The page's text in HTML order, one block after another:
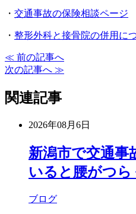
・ 交通事故の保険相談ページ
・ 整形外科と接骨院の併用に
≪ 前の記事へ
次の記事へ ≫
関連記事
2026年08月6日
新潟市で交通事
いると腰がつ
ブログ